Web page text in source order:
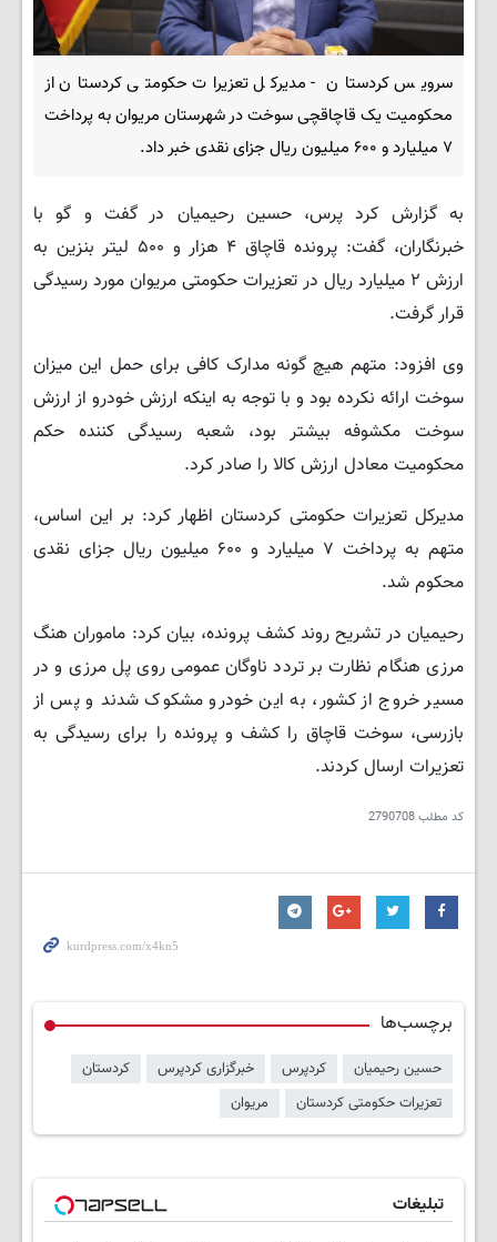
سرویس کردستان - مدیرکل تعزیرات حکومتی کردستان از
محکومیت یک قاچاقچی سوخت در شهرستان مریوان به پرداخت
۷ میلیارد و ۶۰۰ میلیون ریال جزای نقدی خبر داد.
به گزارش کرد پرس، حسین رحیمیان در گفت و گو با
خبرنگاران، گفت: پرونده قاچاق ۴ هزار و ۵۰۰ لیتر بنزین به
ارزش ۲ میلیارد ریال در تعزیرات حکومتی مریوان مورد رسیدگی
قرار گرفت.
وی افزود: متهم هیچ گونه مدارک کافی برای حمل این میزان
سوخت ارائه نکرده بود و با توجه به اینکه ارزش خودرو از ارزش
سوخت مکشوفه بیشتر بود، شعبه رسیدگی کننده حکم
محکومیت معادل ارزش کالا را صادر کرد.
مدیرکل تعزیرات حکومتی کردستان اظهار کرد: بر این اساس،
متهم به پرداخت ۷ میلیارد و ۶۰۰ میلیون ریال جزای نقدی
محکوم شد.
رحیمیان در تشریح روند کشف پرونده، بیان کرد: ماموران هنگ
مرزی هنگام نظارت بر تردد ناوگان عمومی روی پل مرزی و در
مسیر خروج از کشور، به این خودرو مشکوک شدند و پس از
بازرسی، سوخت قاچاق را کشف و پرونده را برای رسیدگی به
تعزیرات ارسال کردند.
کد مطلب2790708
برچسب‌ها
حسین رحیمیان کردپرس خبرگزاری کردپرس
کردستان
تعزیرات حکومتی کردستان
مریوان
تبلیغات